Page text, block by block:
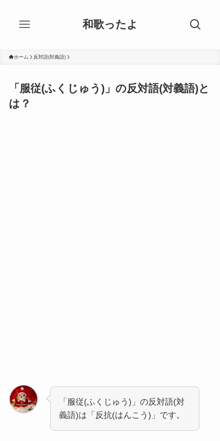
和歌ったよ
ホーム 反対語(対義語)
「服従(ふくじゅう)」の反対語(対義語)と
は？
「服従(ふくじゅう)」の反対語(対
義語)は「反抗(はんこう)」です。